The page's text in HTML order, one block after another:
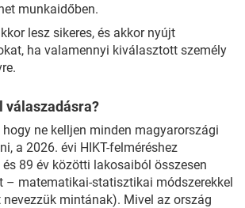
munkaidőben.
lesz sikeres, és akkor nyújt
ha valamennyi kiválasztott személy
válaszadásra?
hogy ne kelljen minden magyarországi
a 2026. évi HIKT-felméréshez
89 év közötti lakosaiból összesen
– matematikai-statisztikai módszerekkel
mintának). Mivel az ország